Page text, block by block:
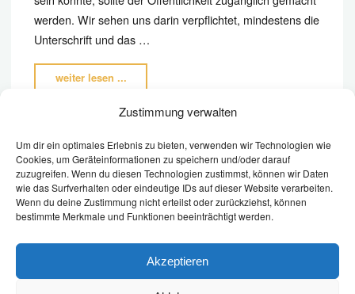
Zustimmung verwalten
Um dir ein optimales Erlebnis zu bieten, verwenden wir Technologien wie
Cookies, um Geräteinformationen zu speichern und/oder darauf
zuzugreifen. Wenn du diesen Technologien zustimmst, können wir Daten
wie das Surfverhalten oder eindeutige IDs auf dieser Website verarbeiten.
Wenn du deine Zustimmung nicht erteilst oder zurückziehst, können
bestimmte Merkmale und Funktionen beeinträchtigt werden.
Akzeptieren
werden. Wir sehen uns darin verpflichtet, mindestens die
Unterschrift und das …
weiter lesen ...
Fürst
–
Besitzer
erstaunt"
©2026 Übersetzungsdienst | Altdeutsch zu Deutsch | Sabine
Möbius, Am Dorfbach 17, 02791 Oderwitz, Tel: 035842 26011